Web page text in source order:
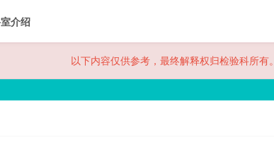
介绍
以下内容仅供参考，最终解释权归检验科所有。